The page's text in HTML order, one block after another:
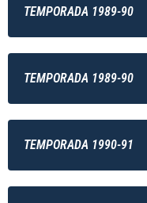
TEMPORADA 1989-90
TEMPORADA 1989-90
TEMPORADA 1990-91